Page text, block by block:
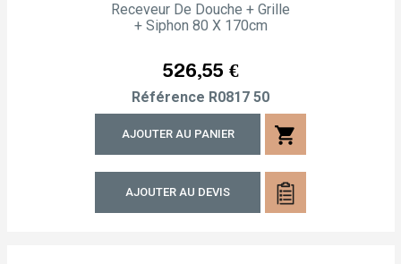
Receveur De Douche + Grille
+ Siphon 80 X 170cm
Prix
526,55 €
Référence R0817 50
AJOUTER AU PANIER shopping_cart
AJOUTER AU DEVIS